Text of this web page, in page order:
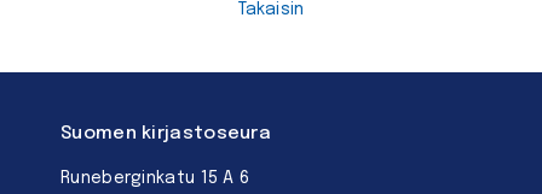
Takaisin
Suomen kirjastoseura
Runeberginkatu 15 A 6